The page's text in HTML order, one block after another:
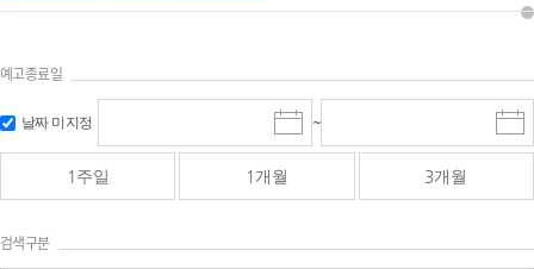
예고종료일
날짜 미지정
시
작
일
선
~
종
료
선
1주일 1개월 3개월
검색구분